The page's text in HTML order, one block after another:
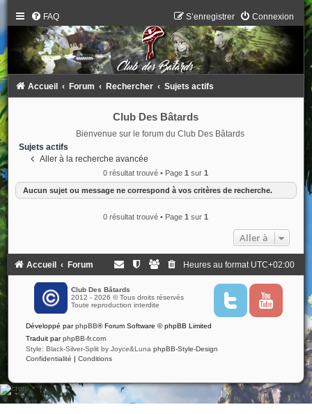
FAQ Connexion
S’enregistrer
Accueil Forum Rechercher Sujets actifs
Club Des Bâtards
Bienvenue sur le forum du Club Des Bâtards
Sujets actifs
Aller à la recherche avancée
0 résultat trouvé • Page1 sur1
Aucun sujet ou message ne correspond à vos critères de recherche.
0 résultat trouvé • Page1 sur1
Aller à
Accueil Forum Heures au format UTC+02:00
Club Des Bâtards
2012 - 2026 © Tous droits réservés
Toute reproduction interdite
T
i
Y
u
Développé parphpBB® Forum Software © phpBB Limited
Traduit parphpBB-fr.com
Style: Black-Silver-Split by Joyce&Luna phpBB-Style-Design
Confidentialité | Conditions